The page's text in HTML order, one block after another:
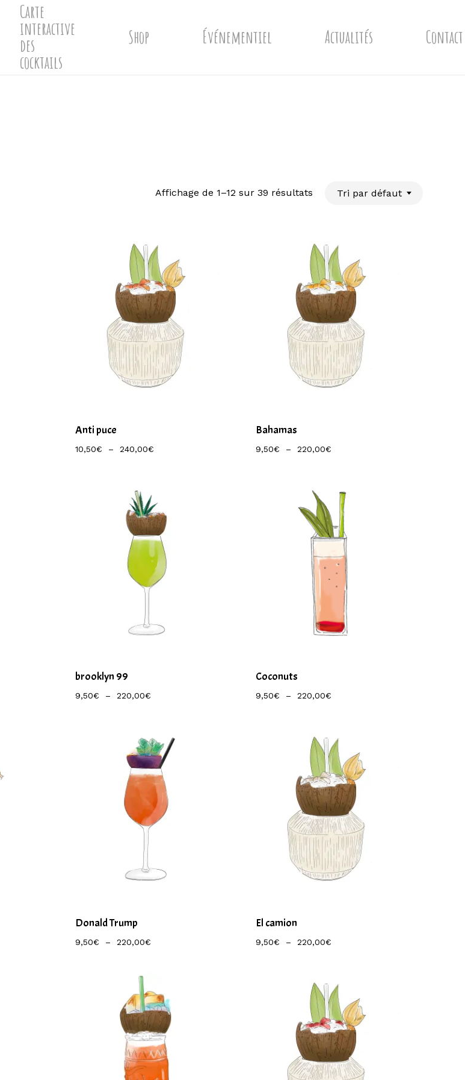
Carte
interactive
des
cocktails
Shop Événementiel Actualités Contact
Affichage de 1–12 sur 39 résultats Tri par défaut
Anti puce
10,50€ – 240,00€Plage
240,00€
Bahamas
9,50€ – 220,00€Plage
220,00€
brooklyn 99
9,50€ – 220,00€Plage
À
220,00€
Coconuts
9,50€ – 220,00€Plage
À
220,00€
Donald Trump
9,50€ – 220,00€Plage
220,00€
El camion
9,50€ – 220,00€Plage
À
220,00€